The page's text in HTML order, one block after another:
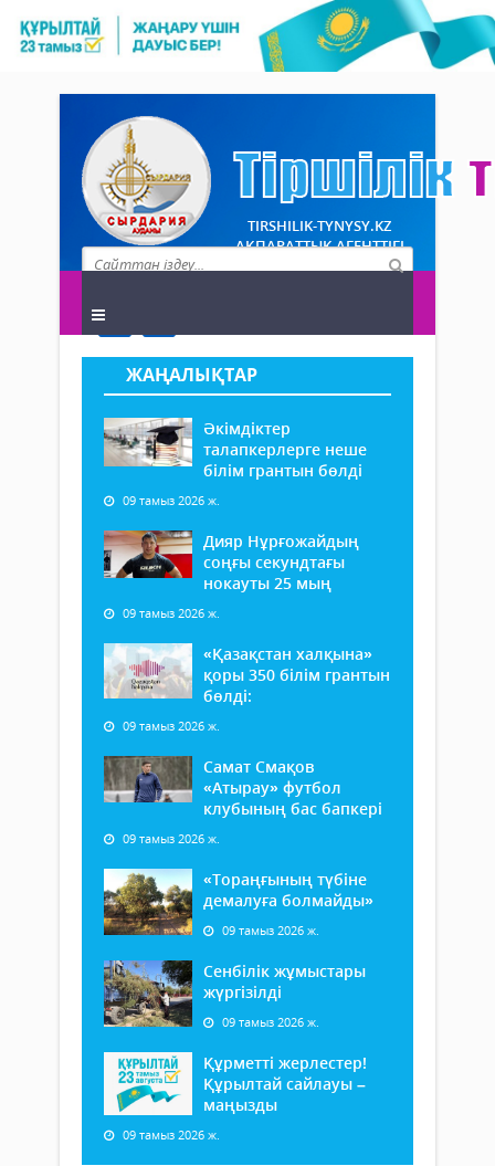
TIRSHILIK-TYNYSY.KZ
АҚПАРАТТЫҚ АГЕНТТІГІ
ЖАҢАЛЫҚТАР
Әкімдіктер
талапкерлерге неше
білім грантын бөлді
09 тамыз 2026 ж.
Дияр Нұрғожайдың
соңғы секундтағы
нокауты 25 мың
09 тамыз 2026 ж.
«Қазақстан халқына»
қоры 350 білім грантын
бөлді:
09 тамыз 2026 ж.
Самат Смақов
«Атырау» футбол
клубының бас бапкері
09 тамыз 2026 ж.
«Тораңғының түбіне
демалуға болмайды»
09 тамыз 2026 ж.
Сенбілік жұмыстары
жүргізілді
09 тамыз 2026 ж.
Құрметті жерлестер!
Құрылтай сайлауы –
маңызды
09 тамыз 2026 ж.